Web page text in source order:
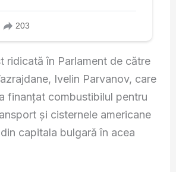
ridicată în Parlament de către
Ivelin Parvanov, care
finanțat combustibilul pentru
și cisternele americane
capitala bulgară în acea